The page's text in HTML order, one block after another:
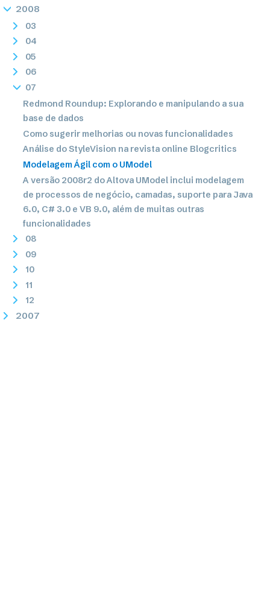
2008
03
04
05
06
07
Redmond Roundup: Explorando e manipulando a sua
base de dados
Como sugerir melhorias ou novas funcionalidades
Análise do StyleVision na revista online Blogcritics
Modelagem Ágil com o UModel
A versão 2008r2 do Altova UModel inclui modelagem
de processos de negócio, camadas, suporte para Java
6.0, C# 3.0 e VB 9.0, além de muitas outras
funcionalidades
08
09
10
11
12
2007